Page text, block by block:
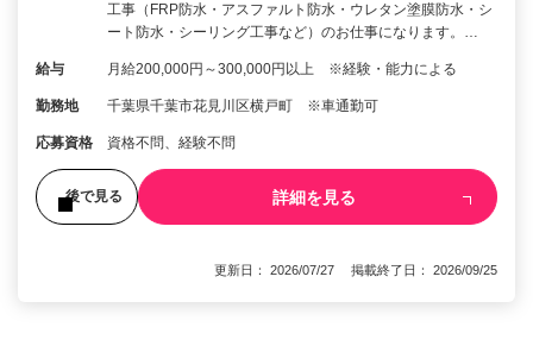
工事（FRP防水・アスファルト防水・ウレタン塗膜防水・シ
ート防水・シーリング工事など）のお仕事になります。…
給与 月給200,000円～300,000円以上 ※経験・能力による
勤務地 千葉県千葉市花見川区横戸町 ※車通勤可
応募資格 資格不問、経験不問
後で見る 詳細を見る
更新日： 2026/07/27 掲載終了日： 2026/09/25